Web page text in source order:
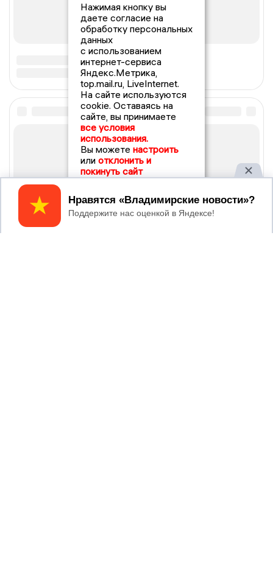
Нажимая кнопку вы
даете согласие на
обработку персональных
данных
с использованием
интернет-сервиса
Яндекс.Метрика,
top.mail.ru, LiveInternet.
На сайте используются
cookie. Оставаясь на
сайте, вы принимаете
все условия
использования.
Вы можете настроить
или отклонить и
покинуть сайт
Принять